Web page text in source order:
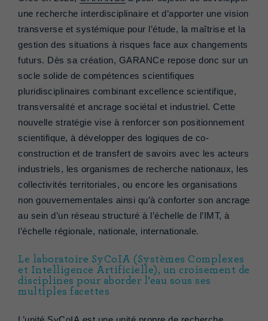
une recherche interdisciplinaire et d’apporter une vision
transverse et systémique pour l’étude, la maîtrise et la
gestion des situations à risques face aux changements
futurs. Dès sa création, GARANCe repose donc sur un
socle solide de compétences scientifiques
pluridisciplinaires combinant excellence scientifique,
transversalité et ancrage sociétal et industriel. Cette
nouvelle stratégie vise à renforcer son positionnement
scientifique, à développer des logiques de co-
construction et de transfert de savoirs avec les acteurs
industriels, les organismes de recherche nationaux, les
collectivités territoriales, ou encore les organisations
non gouvernementales ainsi qu’à conforter son ancrage
au sein d’un réseau structuré à l’échelle de l’IMT, à
l’échelle régionale, nationale, internationale.
Le laboratoire SyCoIA (Systèmes Complexes
et Intelligence Artificielle), un croisement de
disciplines pour aborder l’eau sous ses
multiples facettes